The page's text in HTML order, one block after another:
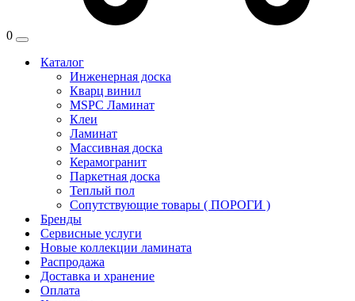
0
Каталог
Инженерная доска
Кварц винил
MSPC Ламинат
Клеи
Ламинат
Массивная доска
Керамогранит
Паркетная доска
Теплый пол
Сопутствующие товары ( ПОРОГИ )
Бренды
Сервисные услуги
Новые коллекции ламината
Распродажа
Доставка и хранение
Оплата